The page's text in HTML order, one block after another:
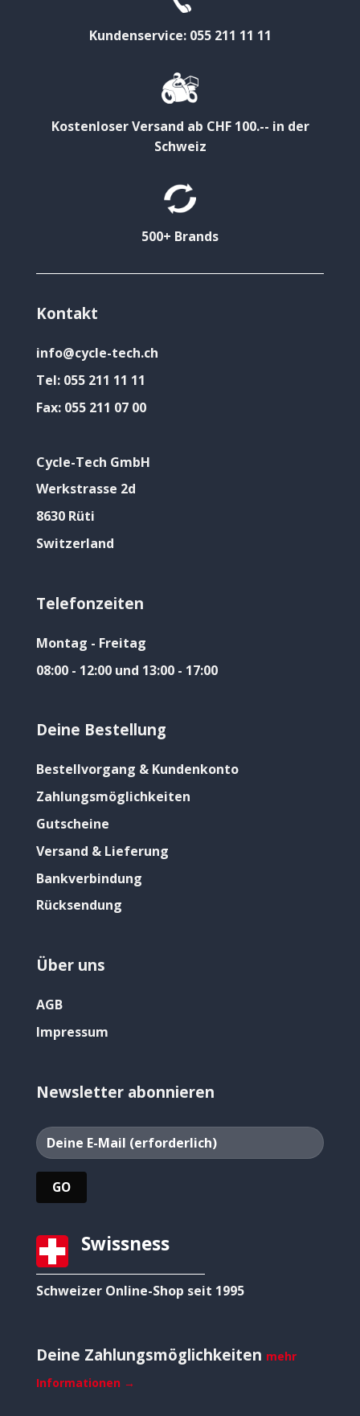
Kundenservice: 055 211 11 11
Kostenloser Versand ab CHF 100.-- in der
Schweiz
500+ Brands
Kontakt
info@cycle-tech.ch
Tel: 055 211 11 11
Fax: 055 211 07 00
Cycle-Tech GmbH
Werkstrasse 2d
8630 Rüti
Switzerland
Telefonzeiten
Montag - Freitag
08:00 - 12:00 und 13:00 - 17:00
Deine Bestellung
Bestellvorgang & Kundenkonto
Zahlungsmöglichkeiten
Gutscheine
Versand & Lieferung
Bankverbindung
Rücksendung
Über uns
AGB
Impressum
Newsletter abonnieren
Swissness
Schweizer Online-Shop seit 1995
Deine Zahlungsmöglichkeiten mehr
Informationen →